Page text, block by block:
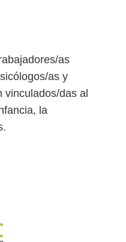
as
as y
vinculados/das al
la